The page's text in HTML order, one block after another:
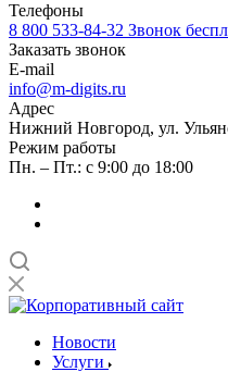
Телефоны
8 800 533-84-32 Звонок
Заказать звонок
E-mail
info@m-digits.ru
Адрес
Нижний Новгород, ул.
Режим работы
Пн. – Пт.: с 9:00 до 18:00
Новости
Услуги